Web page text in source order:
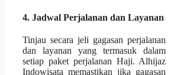
4. Jadwal Perjalanan dan Layanan
Tinjau secara jeli gagasan perjalanan
dan layanan yang termasuk dalam
setiap paket perjalanan Haji. Alhijaz
Indowisata memastikan jika gagasan